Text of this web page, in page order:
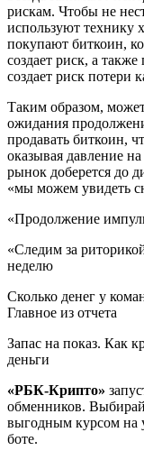
рискам. Чтобы не
используют технику
покупают биткоин,
создает риск, а
создает риск потери
Таким образом,
ожидания
продавать биткоин,
оказывая давление на
рынок доберется до
«мы можем увидеть
«Продолжение
«Следим за
неделю
Сколько денег у
Главное из отчета
Запас на показ. Как
деньги
«РБК-Крипто»
обменников.
выгодным курсом на
боте.